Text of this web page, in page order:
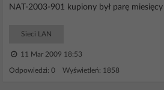
NAT-2003-901 kupiony był parę
Sieci LAN
11 Mar 2009 18:53
Odpowiedzi: 0 Wyświetleń: 1858